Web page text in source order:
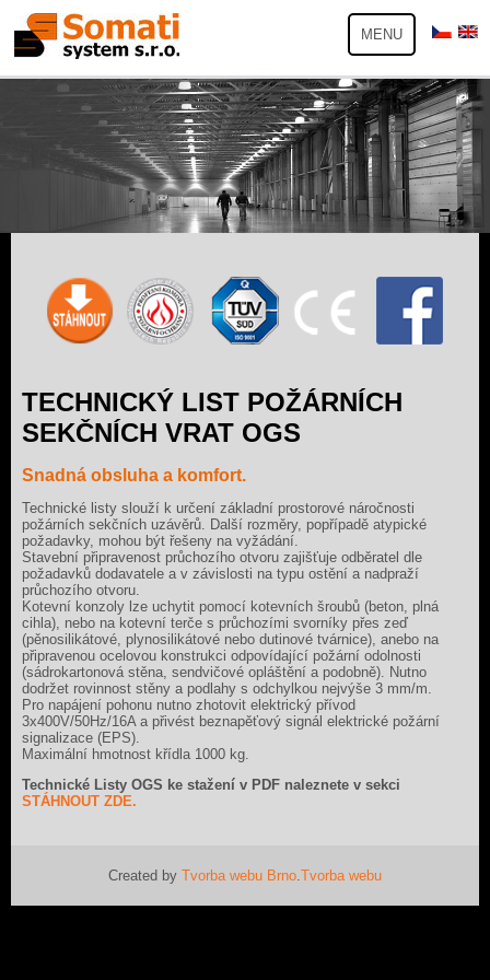
MENU
TECHNICKÝ LIST POŽÁRNÍCH
SEKČNÍCH VRAT OGS
Snadná obsluha a komfort.
Technické listy slouží k určení základní prostorové náročnosti
požárních sekčních uzávěrů. Další rozměry, popřípadě atypické
požadavky, mohou být řešeny na vyžádání.
Stavební připravenost průchozího otvoru zajišťuje odběratel dle
požadavků dodavatele a v závislosti na typu ostění a nadpraží
průchozího otvoru.
Kotevní konzoly lze uchytit pomocí kotevních šroubů (beton, plná
cihla), nebo na kotevní terče s průchozími svorníky přes zeď
(pěnosilikátové, plynosilikátové nebo dutinové tvárnice), anebo na
připravenou ocelovou konstrukci odpovídající požární odolnosti
(sádrokartonová stěna, sendvičové opláštění a podobně). Nutno
dodržet rovinnost stěny a podlahy s odchylkou nejvýše 3 mm/m.
Pro napájení pohonu nutno zhotovit elektrický přívod
3x400V/50Hz/16A a přivést beznapěťový signál elektrické požární
signalizace (EPS).
Maximální hmotnost křídla 1000 kg.
Technické Listy OGS ke stažení v PDF naleznete v sekci
STÁHNOUT ZDE.
Created by Tvorba webu Brno Tvorba webu